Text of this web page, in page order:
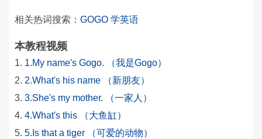
相关热词搜索： GOGO 学英语
本教程视频
1.My name's Gogo. （我是Gogo）
2.What's his name （新朋友）
3.She's my mother. （一家人）
4.What's this （大鱼缸）
5.Is that a tiger （可爱的动物）